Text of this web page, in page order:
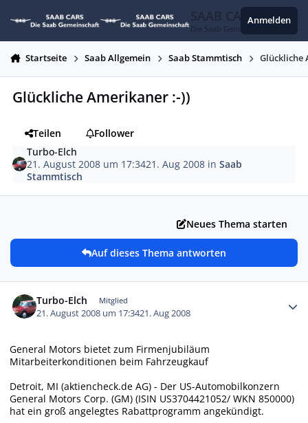
SAAB CARS
Die Saab Gemeinschaft
Anmelden
Startseite Saab Allgemein Saab Stammtisch Glückliche
Glückliche Amerikaner :-))
Teilen
Follower
Turbo-Elch
21. August 2008 um 17:3421. Aug 2008 inSaab
Stammtisch
Neues Thema starten
Auf dieses Thema antworten
Turbo-Elch Mitglied
21. August 2008 um 17:3421. Aug 2008
General Motors bietet zum Firmenjubiläum
Mitarbeiterkonditionen beim Fahrzeugkauf
Detroit, MI (aktiencheck.de AG) - Der US-Automobilkonzern
General Motors Corp. (GM) (ISIN US3704421052/ WKN 850000)
hat ein groß angelegtes Rabattprogramm angekündigt.